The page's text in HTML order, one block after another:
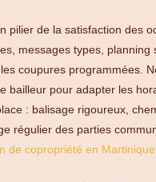
pilier de la satisfaction des
messages types,
coupures programmées.
bailleur pour adapter les
: balisage rigoureux,
régulier des parties
de copropriété en Martinique